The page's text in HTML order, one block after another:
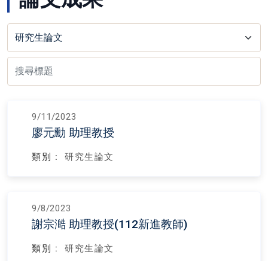
9/11/2023
廖元勳 助理教授
類別 : 研究生論文
9/8/2023
謝宗澔 助理教授(112新進教師)
類別 : 研究生論文